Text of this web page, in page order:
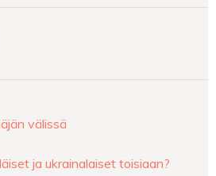
välissä
ja ukrainalaiset toisiaan?